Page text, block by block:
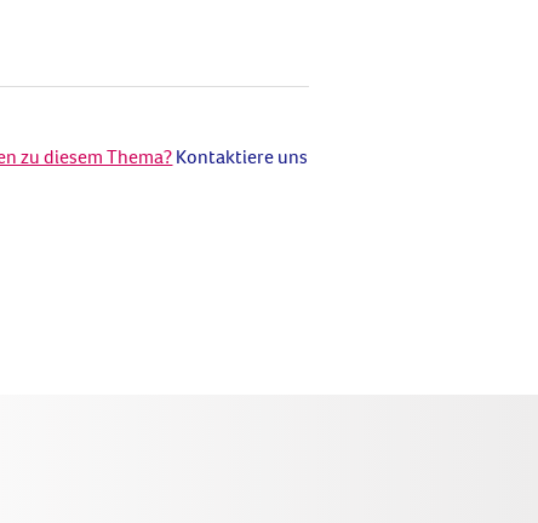
zu diesem Thema?Kontaktiere uns